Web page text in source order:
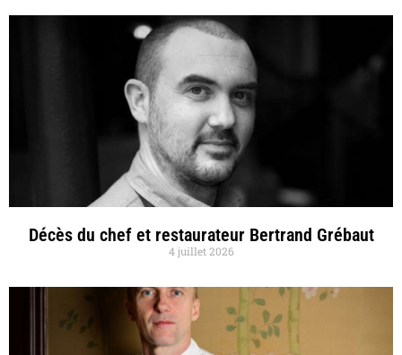
Décès du chef et restaurateur Bertrand Grébaut
4 juillet 2026